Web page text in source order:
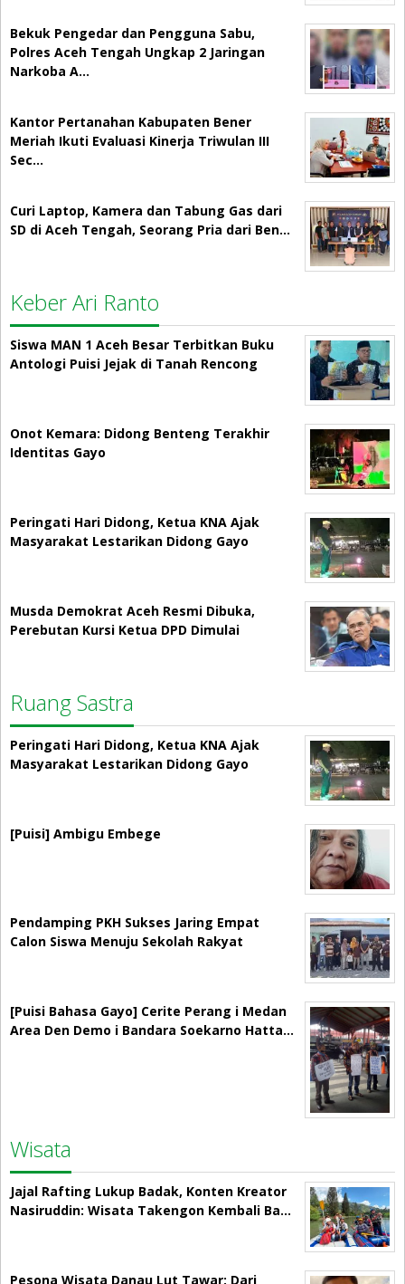
Bekuk Pengedar dan Pengguna Sabu,
Polres Aceh Tengah Ungkap 2 Jaringan
Narkoba A…
Kantor Pertanahan Kabupaten Bener
Meriah Ikuti Evaluasi Kinerja Triwulan III
Sec…
Curi Laptop, Kamera dan Tabung Gas dari
SD di Aceh Tengah, Seorang Pria dari Ben…
Keber Ari Ranto
Siswa MAN 1 Aceh Besar Terbitkan Buku
Antologi Puisi Jejak di Tanah Rencong
Onot Kemara: Didong Benteng Terakhir
Identitas Gayo
Peringati Hari Didong, Ketua KNA Ajak
Masyarakat Lestarikan Didong Gayo
Musda Demokrat Aceh Resmi Dibuka,
Perebutan Kursi Ketua DPD Dimulai
Ruang Sastra
Peringati Hari Didong, Ketua KNA Ajak
Masyarakat Lestarikan Didong Gayo
[Puisi] Ambigu Embege
Pendamping PKH Sukses Jaring Empat
Calon Siswa Menuju Sekolah Rakyat
[Puisi Bahasa Gayo] Cerite Perang i Medan
Area Den Demo i Bandara Soekarno Hatta…
Wisata
Jajal Rafting Lukup Badak, Konten Kreator
Nasiruddin: Wisata Takengon Kembali Ba…
Pesona Wisata Danau Lut Tawar: Dari